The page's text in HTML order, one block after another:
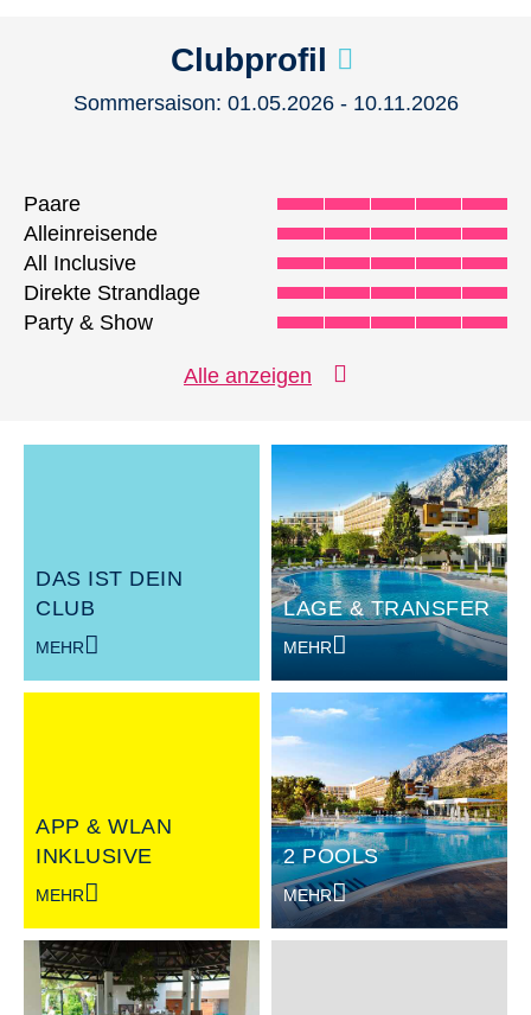
Clubprofil
Sommersaison: 01.05.2026 - 10.11.2026
Paare
Alleinreisende
All Inclusive
Direkte Strandlage
Party & Show
Alle anzeigen
DAS IST DEIN
CLUB
MEHR
LAGE & TRANSFER
MEHR
APP & WLAN
INKLUSIVE
MEHR
2 POOLS
MEHR